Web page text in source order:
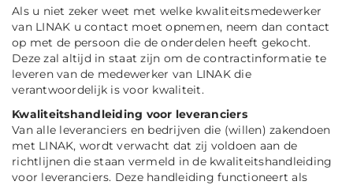
Als u niet zeker weet met welke kwaliteitsmedewerker
van LINAK u contact moet opnemen, neem dan contact
op met de persoon die de onderdelen heeft gekocht.
Deze zal altijd in staat zijn om de contractinformatie te
leveren van de medewerker van LINAK die
verantwoordelijk is voor kwaliteit.
Kwaliteitshandleiding voor leveranciers
Van alle leveranciers en bedrijven die (willen) zakendoen
met LINAK, wordt verwacht dat zij voldoen aan de
richtlijnen die staan vermeld in de kwaliteitshandleiding
voor leveranciers. Deze handleiding functioneert als